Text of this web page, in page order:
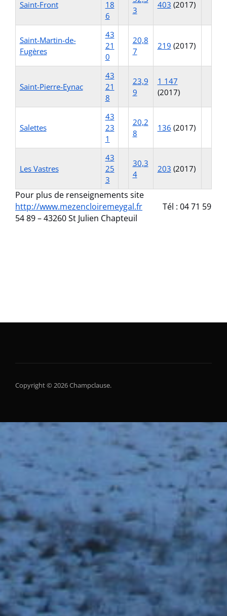
Saint-Front
18
6
3
403 (2017)
Saint-Martin-de-
Fugères
43
21
0
20,8
7
219 (2017)
Saint-Pierre-Eynac
43
21
8
23,9
9
1 147
(2017)
Salettes
43
23
1
20,2
8
136 (2017)
Les Vastres
43
25
3
30,3
4
203 (2017)
Pour plus de renseignements site
http://www.mezencloiremeygal.fr Tél : 04 71 59
54 89 – 43260 St Julien Chapteuil
Copyright © 2026 Champclause.